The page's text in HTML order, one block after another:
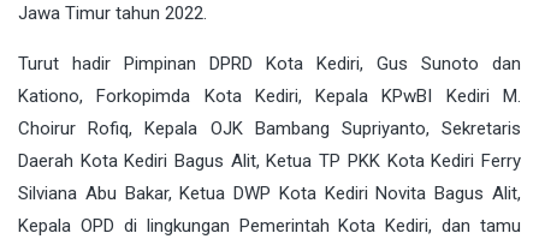
Jawa Timur tahun 2022.
Turut hadir Pimpinan DPRD Kota Kediri, Gus Sunoto dan
Kationo, Forkopimda Kota Kediri, Kepala KPwBI Kediri M.
Choirur Rofiq, Kepala OJK Bambang Supriyanto, Sekretaris
Daerah Kota Kediri Bagus Alit, Ketua TP PKK Kota Kediri Ferry
Silviana Abu Bakar, Ketua DWP Kota Kediri Novita Bagus Alit,
Kepala OPD di lingkungan Pemerintah Kota Kediri, dan tamu